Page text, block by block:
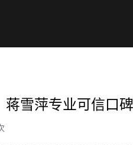
雪萍专业可信口碑